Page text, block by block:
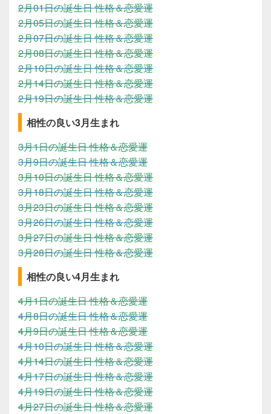
2月01日の誕生日 性格＆恋愛運
2月05日の誕生日 性格＆恋愛運
2月07日の誕生日 性格＆恋愛運
2月08日の誕生日 性格＆恋愛運
2月10日の誕生日 性格＆恋愛運
2月14日の誕生日 性格＆恋愛運
2月19日の誕生日 性格＆恋愛運
相性の良い3月生まれ
3月1日の誕生日 性格＆恋愛運
3月9日の誕生日 性格＆恋愛運
3月10日の誕生日 性格＆恋愛運
3月18日の誕生日 性格＆恋愛運
3月23日の誕生日 性格＆恋愛運
3月26日の誕生日 性格＆恋愛運
3月27日の誕生日 性格＆恋愛運
3月28日の誕生日 性格＆恋愛運
相性の良い4月生まれ
4月1日の誕生日 性格＆恋愛運
4月8日の誕生日 性格＆恋愛運
4月9日の誕生日 性格＆恋愛運
4月10日の誕生日 性格＆恋愛運
4月14日の誕生日 性格＆恋愛運
4月17日の誕生日 性格＆恋愛運
4月19日の誕生日 性格＆恋愛運
4月27日の誕生日 性格＆恋愛運